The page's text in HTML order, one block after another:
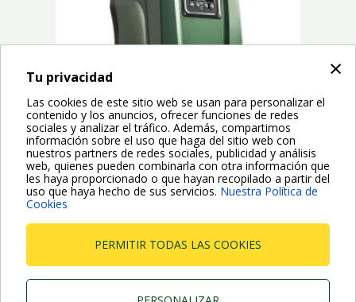
×
Tu privacidad
Las cookies de este sitio web se usan para personalizar el
contenido y los anuncios, ofrecer funciones de redes
sociales y analizar el tráfico. Además, compartimos
información sobre el uso que haga del sitio web con
nuestros partners de redes sociales, publicidad y análisis
web, quienes pueden combinarla con otra información que
les haya proporcionado o que hayan recopilado a partir del
uso que haya hecho de sus servicios. Nuestra Política de
Cookies
PERMITIR TODAS LAS COOKIES
ESYBOX es el sistema integrado de DAB para la presurización